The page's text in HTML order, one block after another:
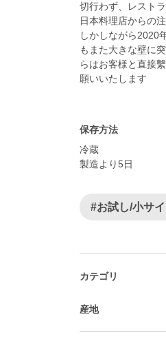
切行わず、レスト
日本料理店からの
しかしながら2020
もまた大きな壁に
らはお客様と直接
願いいたします
保存方法
冷蔵
製造より5日
#お試し/小サ
カテゴリ
産地